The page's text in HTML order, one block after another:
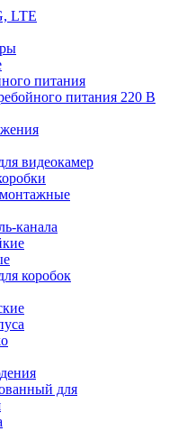
LTE
питания
питания 220 В
видеокамер
канала
коробок
для